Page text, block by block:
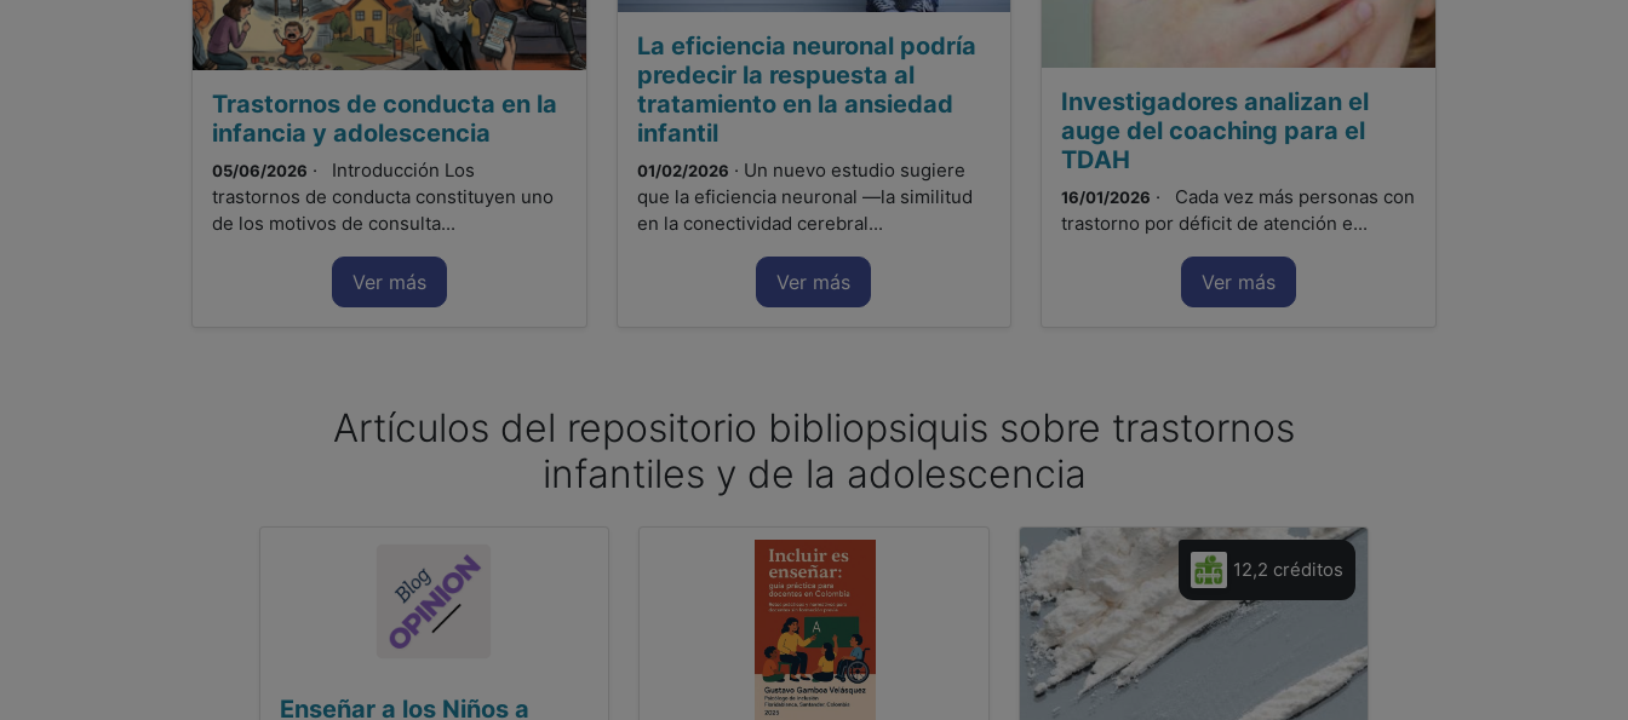
Trastornos de conducta en la
infancia y adolescencia
05/06/2026 · Introducción Los
trastornos de conducta constituyen uno
de los motivos de consulta...
Ver más
La eficiencia neuronal podría
predecir la respuesta al
tratamiento en la ansiedad
infantil
01/02/2026 · Un nuevo estudio sugiere
que la eficiencia neuronal —la similitud
en la conectividad cerebral...
Ver más
Investigadores analizan el
auge del coaching para el
TDAH
16/01/2026 · Cada vez más personas con
trastorno por déficit de atención e...
Ver más
Artículos del repositorio bibliopsiquis sobre trastornos
infantiles y de la adolescencia
Enseñar a los Niños a
12,2 créditos